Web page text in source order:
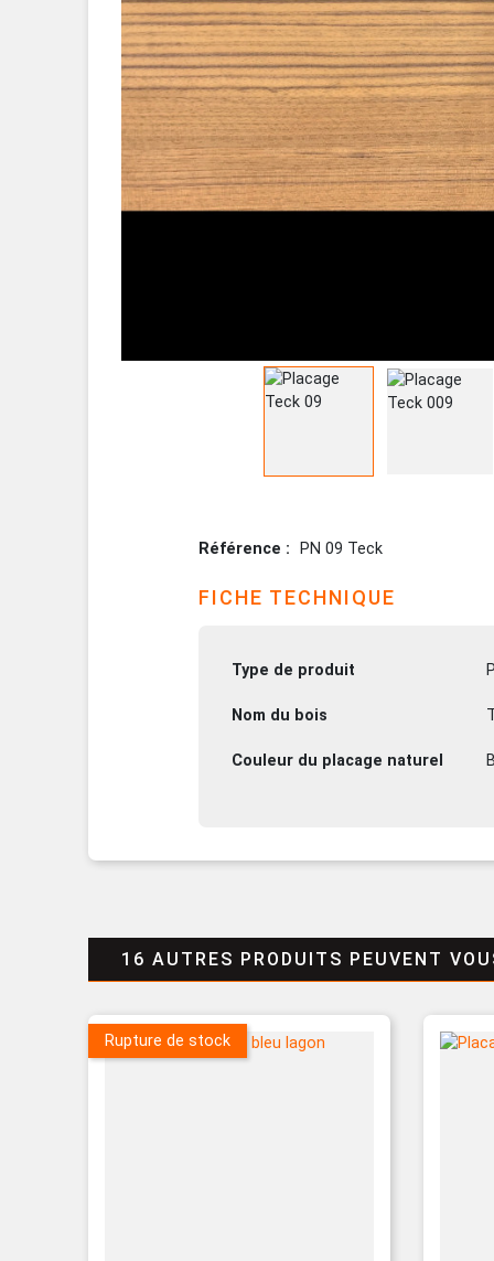
Référence PN 09 Teck
FICHE TECHNIQUE
Type de produit
Nom du bois
Couleur du placage naturel
16 AUTRES PRODUITS PEUVENT
Rupture de stock